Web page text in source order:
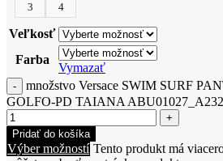
3 4
Veľkosť
Farba
Vymazať
množstvo Versace SWIM SURF
GOLFO-PD TAIANA
Pridať do košíka
Výber možností Tento produkt má